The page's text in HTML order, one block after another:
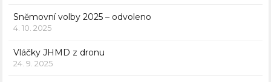
Sněmovní volby 2025 – odvoleno
4. 10. 2025
Vláčky JHMD z dronu
24. 9. 2025